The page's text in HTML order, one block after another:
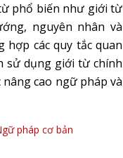
phổ biến như giới từ
nguyên nhân và
hợp các quy tắc quan
sử dụng giới từ chính
cao ngữ pháp và
pháp cơ bản